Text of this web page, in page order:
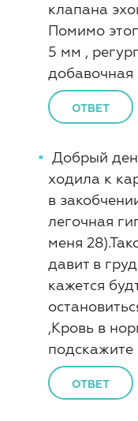
клапана
Помимо
5 мм ,
добавочная
ОТВЕТ
Добрый
ходила к
в
легочная
меня
давит в
кажется
,Кровь в
подскажите
ОТВЕТ